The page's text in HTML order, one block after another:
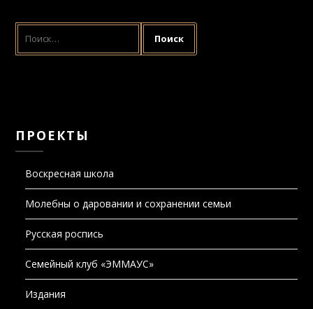
НАЙТИ:
ПРОЕКТЫ
Воскресная школа
Молебны о даровании и сохранении семьи
Русская роспись
Семейный клуб «ЭММАУС»
Издания